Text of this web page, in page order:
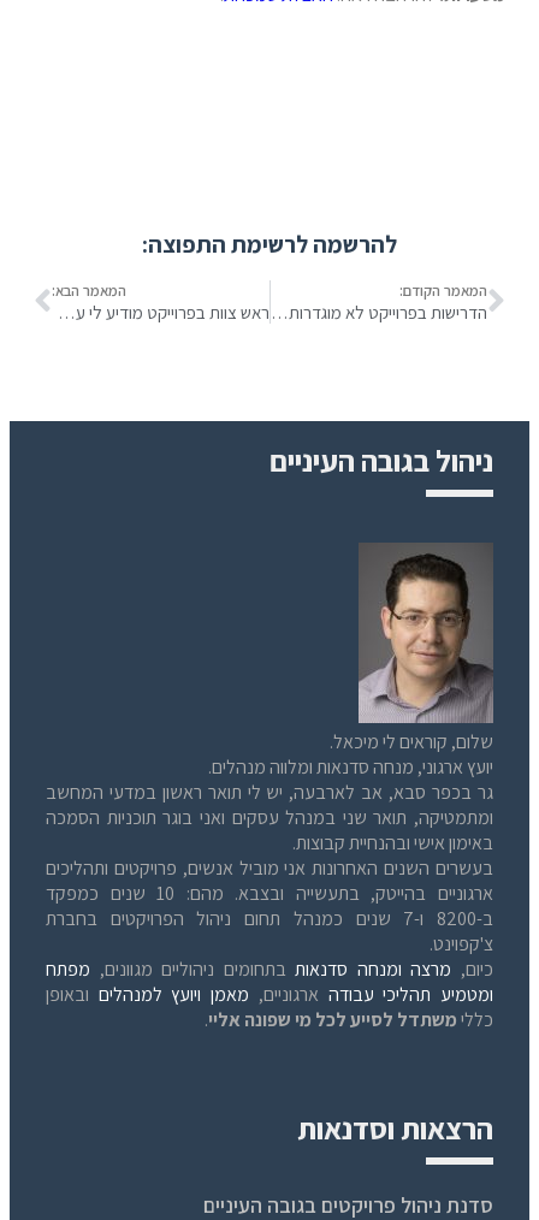
להרשמה לרשימת התפוצה:
המאמר הקודם:
הדרישות בפרוייקט לא מוגדרות היטב – מה ניתן לעשות?
המאמר הבא:
ראש צוות בפרוייקט מודיע לי על דחייה – מה עושים?
ניהול בגובה העיניים
שלום, קוראים לי מיכאל.
יועץ ארגוני, מנחה סדנאות ומלווה מנהלים.
גר בכפר סבא, אב לארבעה, יש לי תואר ראשון במדעי המחשב
ומתמטיקה, תואר שני במנהל עסקים ואני בוגר תוכניות הסמכה
באימון אישי ובהנחיית קבוצות.
בעשרים השנים האחרונות אני מוביל אנשים, פרויקטים ותהליכים
ארגוניים בהייטק, בתעשייה ובצבא. מהם: 10 שנים כמפקד
ב-8200 ו-7 שנים כמנהל תחום ניהול הפרויקטים בחברת
צ'קפוינט.
כיום, מרצה ומנחה סדנאותבתחומים ניהוליים מגוונים, מפתח
ומטמיע תהליכי עבודה ארגוניים, מאמן ויועץ למנהלים ובאופן
כללימשתדל לסייע לכל מי שפונה אליי.
הרצאות וסדנאות
סדנת ניהול פרויקטים בגובה העיניים